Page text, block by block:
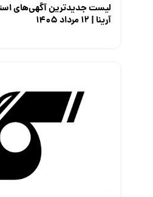
لیست جدیدترین آگهی‌های
آرینا | ۱۲ مرداد ۱۴۰۵